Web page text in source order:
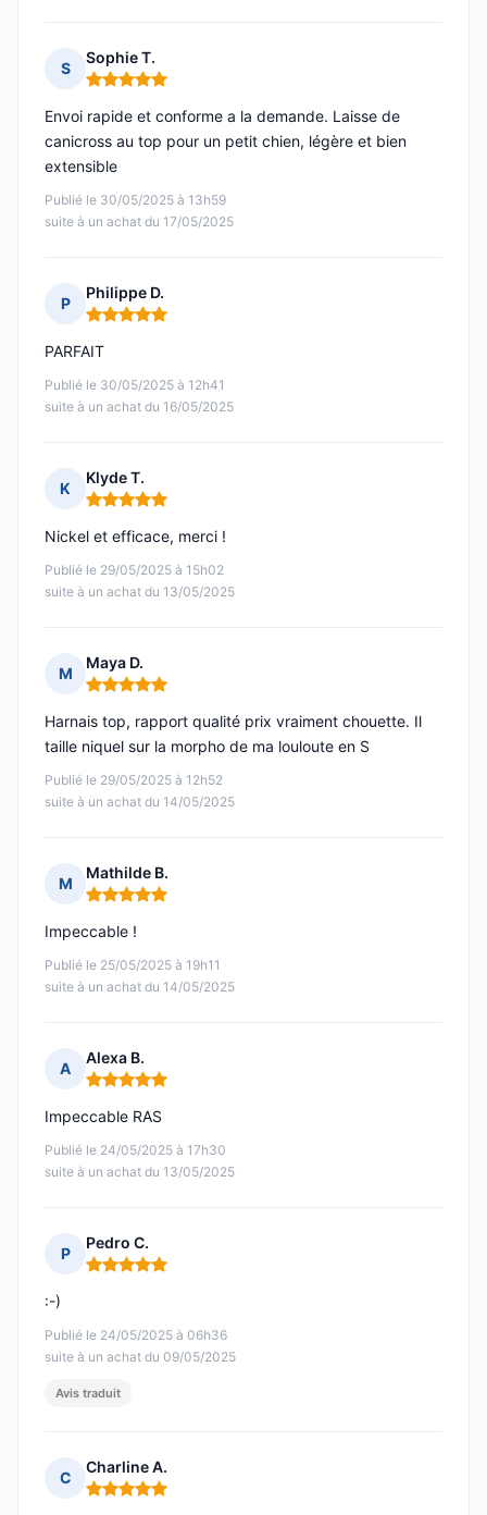
S
Sophie T.
Note : 5 sur 5
Publié le 30/05/2025 à 13h59
suite à un achat du 17/05/2025
Envoi rapide et conforme a la demande. Laisse de
canicross au top pour un petit chien, légère et bien
extensible
P
Philippe D.
Note : 5 sur 5
Publié le 30/05/2025 à 12h41
suite à un achat du 16/05/2025
PARFAIT
K
Klyde T.
Note : 5 sur 5
Publié le 29/05/2025 à 15h02
suite à un achat du 13/05/2025
Nickel et efficace, merci !
M
Maya D.
Note : 5 sur 5
Publié le 29/05/2025 à 12h52
suite à un achat du 14/05/2025
Harnais top, rapport qualité prix vraiment chouette. Il
taille niquel sur la morpho de ma louloute en S
M
Mathilde B.
Note : 5 sur 5
Publié le 25/05/2025 à 19h11
suite à un achat du 14/05/2025
Impeccable !
A
Alexa B.
Note : 5 sur 5
Publié le 24/05/2025 à 17h30
suite à un achat du 13/05/2025
Impeccable RAS
P
Pedro C.
Note : 5 sur 5
Publié le 24/05/2025 à 06h36
suite à un achat du 09/05/2025
:-)
Avis traduit
C
Charline A.
Note : 5 sur 5